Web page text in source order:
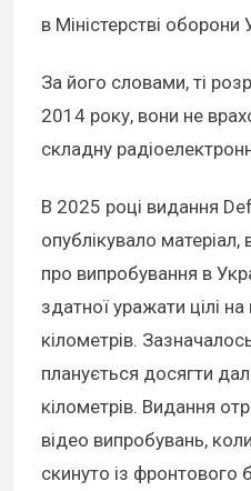
в Міністерстві оборони
За його словами, ті
2014 року, вони не
складну
В 2025 році видання
опублікувало
про випробування в
здатної уражати цілі
кілометрів.
планується досягти
кілометрів. Видання
відео випробувань,
скинуто із фронтового